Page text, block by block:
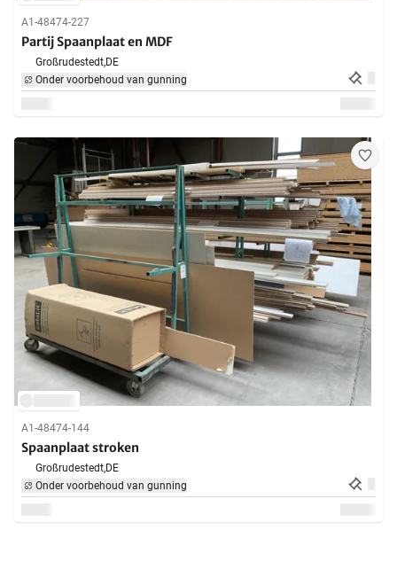
A1-48474-227
Partij Spaanplaat en MDF
Großrudestedt,DE
Onder voorbehoud van gunning
A1-48474-144
Spaanplaat stroken
Großrudestedt,DE
Onder voorbehoud van gunning